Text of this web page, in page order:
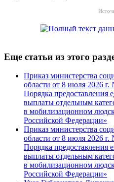
Еще статьи из этого
Приказ министерства
области от 8 июля 2026
Порядка предоставления
выплаты отдельным
в мобилизационном
Российской Федерации»
Приказ министерства
области от 8 июля 2026
Порядка предоставления
выплаты отдельным
в мобилизационном
Российской Федерации»